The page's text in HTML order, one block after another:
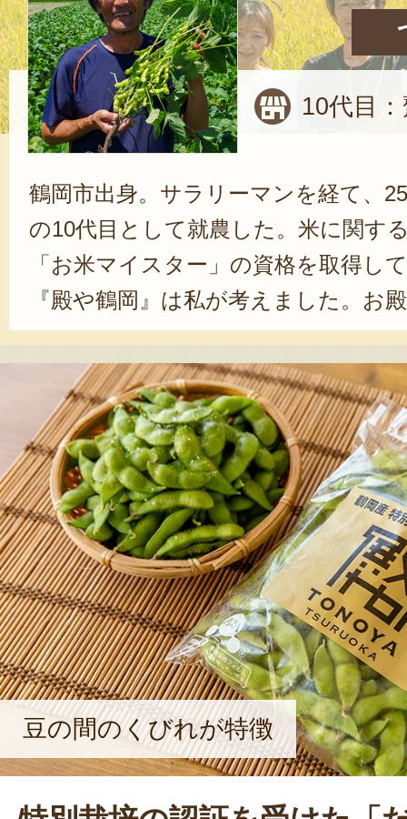
10代目
鶴岡市出身。サラリーマンを経て、
の10代目として就農した。米に関す
「お米マイスター」の資格を取得し
『殿や鶴岡』は私が考えました。お
ちで、一つ一つ丁寧に作るという思
す」と、照れながら笑う。もともと
えていなかったそうだが、農作物と
業の面白さに気付き、のめりこんで
ず田畑に足を運び、作物の観察をす
という。「近年は異常気象が頻発し
天候に振り回されています。長年農
が、いまだに慣れません。毎年一年
な姿勢を見せた。
豆の間のくびれが特徴